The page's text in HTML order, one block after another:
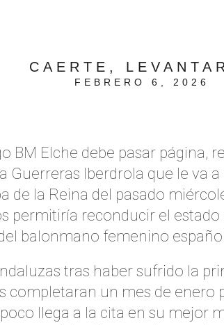
CAERTE,
FEBRERO 6, 2026
BM Elche debe pasar página,
Guerreras Iberdrola que le va
de la Reina del pasado
permitiría reconducir el
balonmano femenino
tras haber sufrido la
completaran un mes de
llega a la cita en su mejor